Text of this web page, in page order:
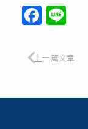
F
a
c
b
e
上一篇文章